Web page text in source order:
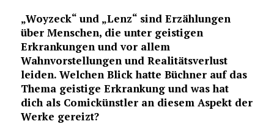
„Woyzeck“ und „Lenz“ sind Erzählungen
über Menschen, die unter geistigen
Erkrankungen und vor allem
Wahnvorstellungen und Realitätsverlust
leiden. Welchen Blick hatte Büchner auf das
Thema geistige Erkrankung und was hat
dich als Comickünstler an diesem Aspekt der
Werke gereizt?